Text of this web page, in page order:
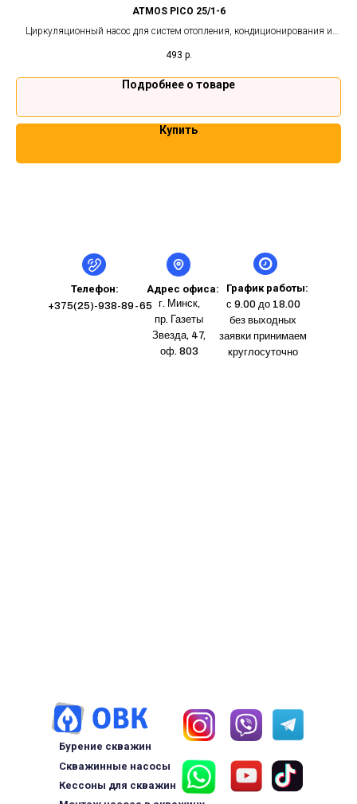
ATMOS PICO 25/1-6
Циркуляционный насос для систем отопления, кондиционирования и
493 р.
Подробнее о товаре
Купить
Адрес офиса:
г. Минск,
пр. Газеты
Звезда, 47,
оф. 803
Телефон: График работы:
+375(25)-938-89-65
с 9.00 до 18.00
без выходных
заявки принимаем
круглосуточно
Бурение скважин
Скважинные насосы
Кессоны для скважин